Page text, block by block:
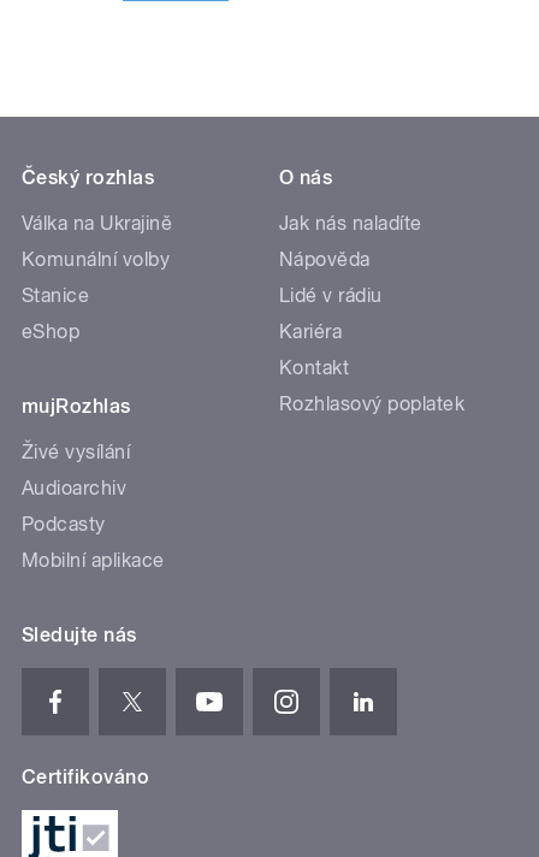
Český rozhlas
Válka na Ukrajině
Komunální volby
Stanice
eShop
mujRozhlas
Živé vysílání
Audioarchiv
Podcasty
Mobilní aplikace
O nás
Jak nás naladíte
Nápověda
Lidé v rádiu
Kariéra
Kontakt
Rozhlasový poplatek
Sledujte nás
Certifikováno